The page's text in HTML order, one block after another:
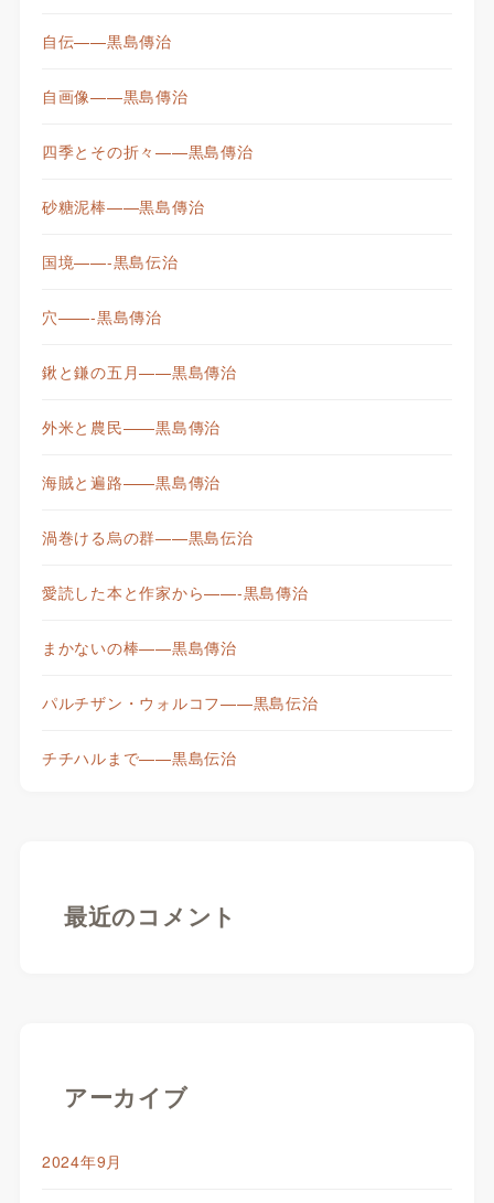
自伝——黒島傳治
自画像——黒島傳治
四季とその折々——黒島傳治
砂糖泥棒——黒島傳治
国境——-黒島伝治
穴——-黒島傳治
鍬と鎌の五月——黒島傳治
外米と農民——黒島傳治
海賊と遍路——黒島傳治
渦巻ける烏の群——黒島伝治
愛読した本と作家から——-黒島傳治
まかないの棒——黒島傳治
パルチザン・ウォルコフ——黒島伝治
チチハルまで——黒島伝治
最近のコメント
アーカイブ
2024年9月